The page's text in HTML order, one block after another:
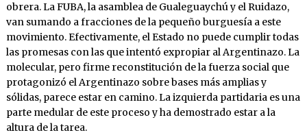
obrera. La FUBA, la asamblea de Gualeguaychú y el Ruidazo,
van sumando a fracciones de la pequeño burguesía a este
movimiento. Efectivamente, el Estado no puede cumplir todas
las promesas con las que intentó expropiar al Argentinazo. La
molecular, pero firme reconstitución de la fuerza social que
protagonizó el Argentinazo sobre bases más amplias y
sólidas, parece estar en camino. La izquierda partidaria es una
parte medular de este proceso y ha demostrado estar a la
altura de la tarea.